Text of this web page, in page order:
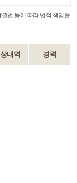
법 등에 따라 법적 책임을
내역 경력